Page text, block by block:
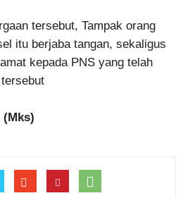
tersebut, Tampak orang
itu berjaba tangan, sekaligus
kepada PNS yang telah
(Mks)